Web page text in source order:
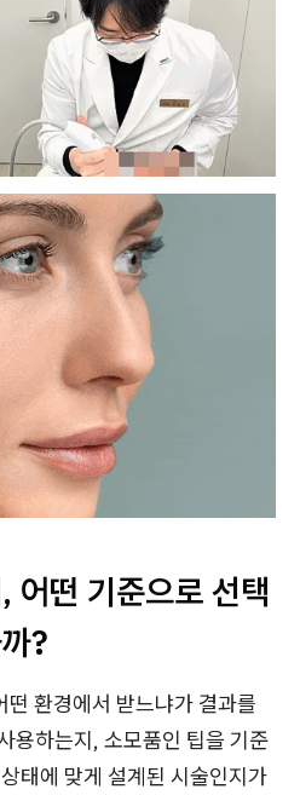
어떤 기준으로 선택
?
환경에서 받느냐가 결과를
용하는지, 소모품인 팁을 기준
태에 맞게 설계된 시술인지가